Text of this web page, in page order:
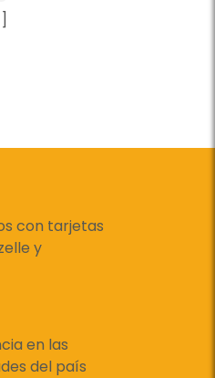
con tarjetas
y
en las
del país